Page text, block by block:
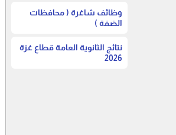
وظائف شاغرة ( محافظات
الضفة )
نتائج الثانوية العامة قطاع غزة
2026